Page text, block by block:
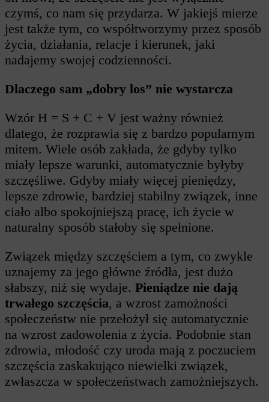
czymś, co nam się przydarza. W jakiejś mierze
jest także tym, co współtworzymy przez sposób
życia, działania, relacje i kierunek, jaki
nadajemy swojej codzienności.
Dlaczego sam „dobry los” nie wystarcza
Wzór H = S + C + V jest ważny również
dlatego, że rozprawia się z bardzo popularnym
mitem. Wiele osób zakłada, że gdyby tylko
miały lepsze warunki, automatycznie byłyby
szczęśliwe. Gdyby miały więcej pieniędzy,
lepsze zdrowie, bardziej stabilny związek, inne
ciało albo spokojniejszą pracę, ich życie w
naturalny sposób stałoby się spełnione.
Związek między szczęściem a tym, co zwykle
uznajemy za jego główne źródła, jest dużo
słabszy, niż się wydaje. Pieniądze nie dają
trwałego szczęścia, a wzrost zamożności
społeczeństw nie przełożył się automatycznie
na wzrost zadowolenia z życia. Podobnie stan
zdrowia, młodość czy uroda mają z poczuciem
szczęścia zaskakująco niewielki związek,
zwłaszcza w społeczeństwach zamożniejszych.